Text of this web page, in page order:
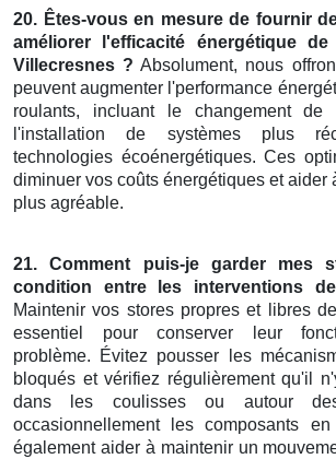
20. Êtes-vous en mesure de fournir
améliorer l'efficacité énergétiquede
Villecresnes ? Absolument, nous
peuvent augmenter l'performance
roulants, incluant le changement
l'installation de systèmes plus
technologies écoénergétiques. Ces
diminuer vos coûts énergétiques et aider
plus agréable.
21. Comment puis-je garder mes
condition entre les interventions
Maintenir vos stores propres et libres
essentiel pour conserver leur
problème. Évitez pousser les
bloqués et vérifiez régulièrement qu'il
dans les coulisses ou autour
occasionnellement les composants
également aider à maintenir un